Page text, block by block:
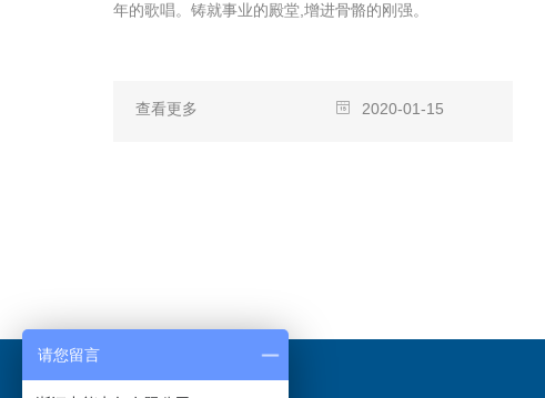
年的歌唱。铸就事业的殿堂,增进骨骼的刚强。
查看更多 2020-01-15
请您留言